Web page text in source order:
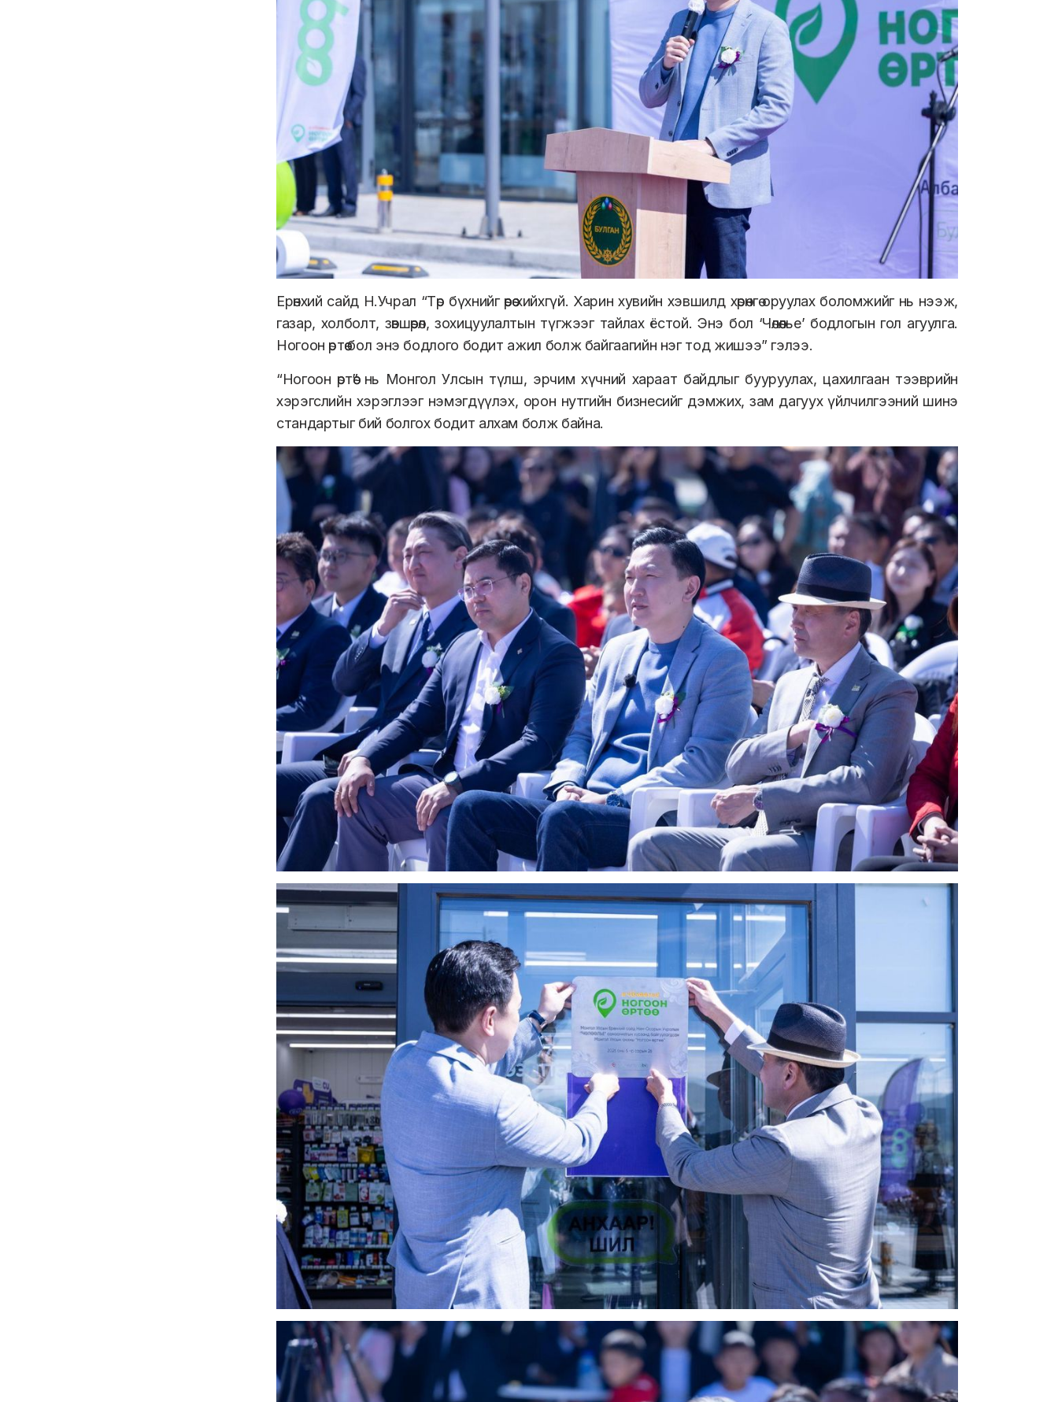
Ерөнхий сайд Н.Учрал “Төр бүхнийг өөрөө хийхгүй. Харин хувийн хэвшилд хөрөнгө оруулах боломжийг нь нээж,
газар, холболт, зөвшөөрөл, зохицуулалтын түгжээг тайлах ёстой. Энэ бол ‘Чөлөөлье’ бодлогын гол агуулга.
Ногоон өртөө бол энэ бодлого бодит ажил болж байгаагийн нэг тод жишээ” гэлээ.
“Ногоон өртөө” нь Монгол Улсын түлш, эрчим хүчний хараат байдлыг бууруулах, цахилгаан тээврийн
хэрэгслийн хэрэглээг нэмэгдүүлэх, орон нутгийн бизнесийг дэмжих, зам дагуух үйлчилгээний шинэ
стандартыг бий болгох бодит алхам болж байна.